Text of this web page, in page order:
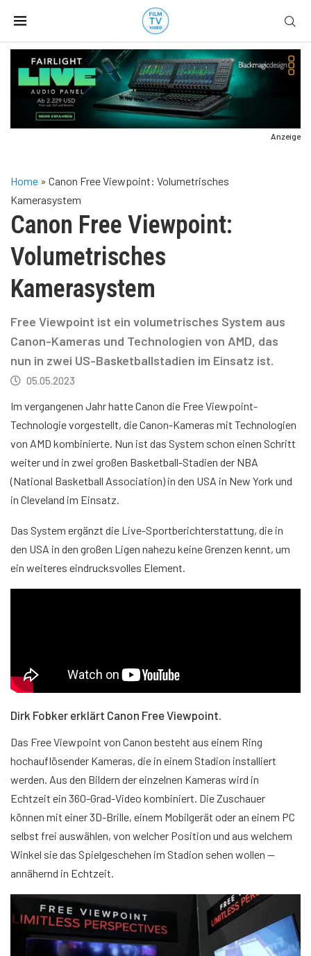
Anzeige
Home » Canon Free Viewpoint: Volumetrisches
Kamerasystem
Canon Free Viewpoint:
Volumetrisches
Kamerasystem
Free Viewpoint ist ein volumetrisches System aus
Canon-Kameras und Technologien von AMD, das
nun in zwei US-Basketballstadien im Einsatz ist.
05.05.2023
Im vergangenen Jahr hatte Canon die Free Viewpoint-
Technologie vorgestellt, die Canon-Kameras mit Technologien
von AMD kombinierte. Nun ist das System schon einen Schritt
weiter und in zwei großen Basketball-Stadien der NBA
(National Basketball Association) in den USA in New York und
in Cleveland im Einsatz.
Das System ergänzt die Live-Sportberichterstattung, die in
den USA in den großen Ligen nahezu keine Grenzen kennt, um
ein weiteres eindrucksvolles Element.
Dirk Fobker erklärt Canon Free Viewpoint.
Das Free Viewpoint von Canon besteht aus einem Ring
hochauflösender Kameras, die in einem Stadion installiert
werden. Aus den Bildern der einzelnen Kameras wird in
Echtzeit ein 360-Grad-Video kombiniert. Die Zuschauer
können mit einer 3D-Brille, einem Mobilgerät oder an einem PC
selbst frei auswählen, von welcher Position und aus welchem
Winkel sie das Spielgeschehen im Stadion sehen wollen —
annähernd in Echtzeit.